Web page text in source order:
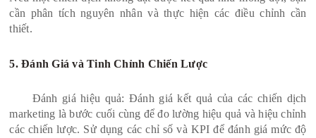
cần phân tích nguyên nhân và thực hiện các điều chỉnh cần
thiết.
5. Đánh Giá và Tinh Chỉnh Chiến Lược
Đánh giá hiệu quả: Đánh giá kết quả của các chiến dịch
marketing là bước cuối cùng để đo lường hiệu quả và hiệu chỉnh
các chiến lược. Sử dụng các chỉ số và KPI để đánh giá mức độ